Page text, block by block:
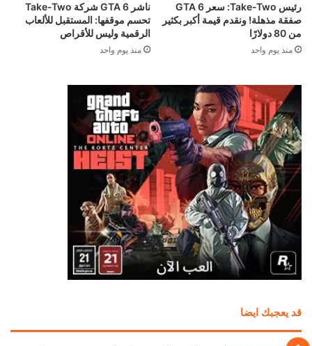
رئيس Take-Two: سعر GTA 6
صفقة مذهلة! ونقدم قيمة أكبر بكثير
من 80 دولارًا
منذ يوم واحد
ناشر GTA 6 شركة Take-Two
تحسم موقفها: المستقبل للألعاب
الرقمية وليس للأقراص
منذ يوم واحد
قد يعجبك ايضا